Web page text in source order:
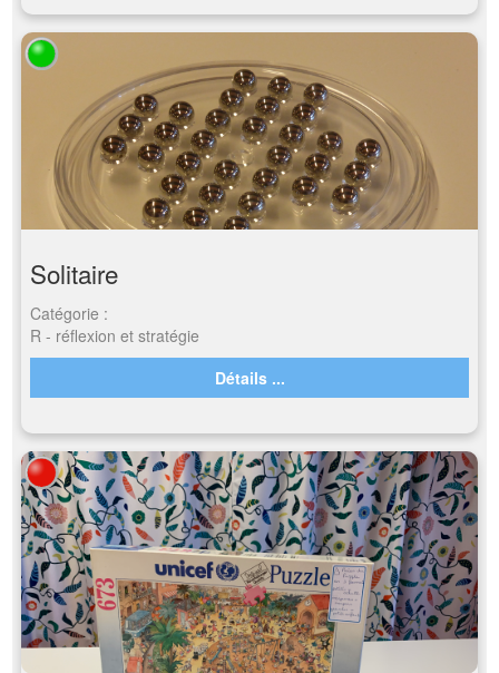
Solitaire
Catégorie :
R - réflexion et stratégie
Détails ...